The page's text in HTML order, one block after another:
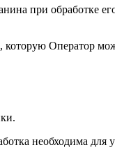
при обработке
Оператор
необходима для